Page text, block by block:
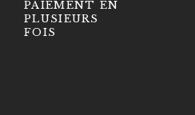
PAIEMENT EN
PLUSIEURS
FOIS